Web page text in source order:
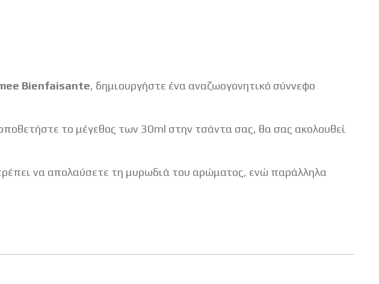
Bienfaisante, δημιουργήστε ένα αναζωογονητικό σύννεφο
το μέγεθος των 30ml στην τσάντα σας, θα σας ακολουθεί
να απολαύσετε τη μυρωδιά του αρώματος, ενώ παράλληλα